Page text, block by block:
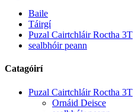
Baile
Táirgí
Puzal Cairtchláir Roctha 3T
sealbhóir peann
Catagóirí
Puzal Cairtchláir Roctha 3T
Ornáid Deisce